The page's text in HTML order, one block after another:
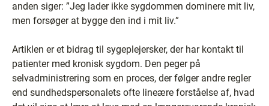
anden siger: ”Jeg lader ikke sygdommen dominere mit liv,
men forsøger at bygge den ind i mit liv.”
Artiklen er et bidrag til sygeplejersker, der har kontakt til
patienter med kronisk sygdom. Den peger på
selvadministrering som en proces, der følger andre regler
end sundhedspersonalets ofte lineære forståelse af, hvad